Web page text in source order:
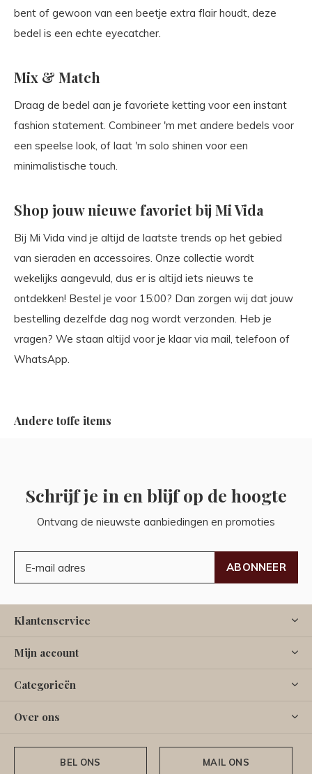
bent of gewoon van een beetje extra flair houdt, deze
bedel is een echte eyecatcher.
Mix & Match
Draag de bedel aan je favoriete ketting voor een instant
fashion statement. Combineer 'm met andere bedels voor
een speelse look, of laat 'm solo shinen voor een
minimalistische touch.
Shop jouw nieuwe favoriet bij Mi Vida
Bij Mi Vida vind je altijd de laatste trends op het gebied
van sieraden en accessoires. Onze collectie wordt
wekelijks aangevuld, dus er is altijd iets nieuws te
ontdekken! Bestel je voor 15:00? Dan zorgen wij dat jouw
bestelling dezelfde dag nog wordt verzonden. Heb je
vragen? We staan altijd voor je klaar via mail, telefoon of
WhatsApp.
Andere toffe items
Schrijf je in en blijf op de hoogte
Ontvang de nieuwste aanbiedingen en promoties
ABONNEER
Klantenservice
Mijn account
Categorieën
Over ons
BEL ONS MAIL ONS